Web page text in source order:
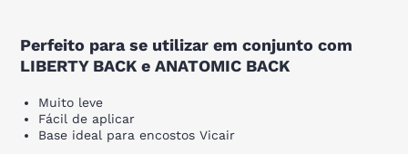
Perfeito para se utilizar em conjunto com
LIBERTY BACK e ANATOMIC BACK
Muito leve
Fácil de aplicar
Base ideal para encostos Vicair